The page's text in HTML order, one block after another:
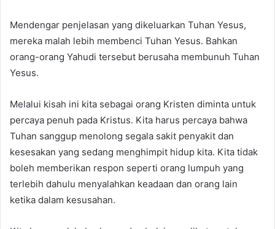
Mendengar penjelasan yang dikeluarkan Tuhan Yesus,
mereka malah lebih membenci Tuhan Yesus. Bahkan
orang-orang Yahudi tersebut berusaha membunuh Tuhan
Yesus.
Melalui kisah ini kita sebagai orang Kristen diminta untuk
percaya penuh pada Kristus. Kita harus percaya bahwa
Tuhan sanggup menolong segala sakit penyakit dan
kesesakan yang sedang menghimpit hidup kita. Kita tidak
boleh memberikan respon seperti orang lumpuh yang
terlebih dahulu menyalahkan keadaan dan orang lain
ketika dalam kesusahan.